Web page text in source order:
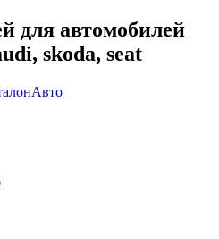
для автомобилей
skoda, seat